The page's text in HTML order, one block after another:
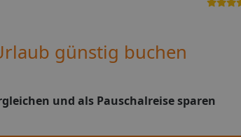
günstig buchen
und als Pauschalreise sparen